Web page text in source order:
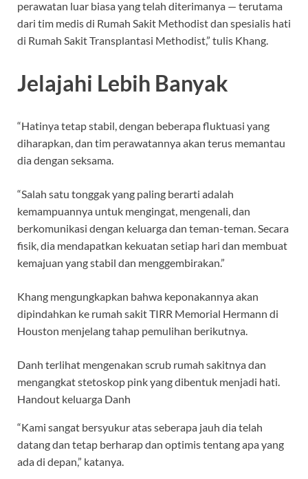
perawatan luar biasa yang telah diterimanya — terutama
dari tim medis di Rumah Sakit Methodist dan spesialis hati
di Rumah Sakit Transplantasi Methodist,” tulis Khang.
Jelajahi Lebih Banyak
“Hatinya tetap stabil, dengan beberapa fluktuasi yang
diharapkan, dan tim perawatannya akan terus memantau
dia dengan seksama.
“Salah satu tonggak yang paling berarti adalah
kemampuannya untuk mengingat, mengenali, dan
berkomunikasi dengan keluarga dan teman-teman. Secara
fisik, dia mendapatkan kekuatan setiap hari dan membuat
kemajuan yang stabil dan menggembirakan.”
Khang mengungkapkan bahwa keponakannya akan
dipindahkan ke rumah sakit TIRR Memorial Hermann di
Houston menjelang tahap pemulihan berikutnya.
Danh terlihat mengenakan scrub rumah sakitnya dan
mengangkat stetoskop pink yang dibentuk menjadi hati.
Handout keluarga Danh
“Kami sangat bersyukur atas seberapa jauh dia telah
datang dan tetap berharap dan optimis tentang apa yang
ada di depan,” katanya.